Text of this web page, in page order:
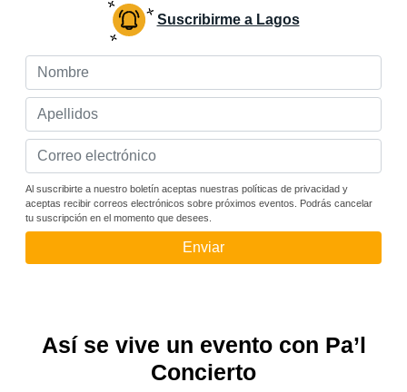
Suscribirme a Lagos
Al suscribirte a nuestro boletín aceptas nuestras políticas de privacidad y
aceptas recibir correos electrónicos sobre próximos eventos. Podrás cancelar
tu suscripción en el momento que desees.
Enviar
Así se vive un evento con Pa’l
Concierto